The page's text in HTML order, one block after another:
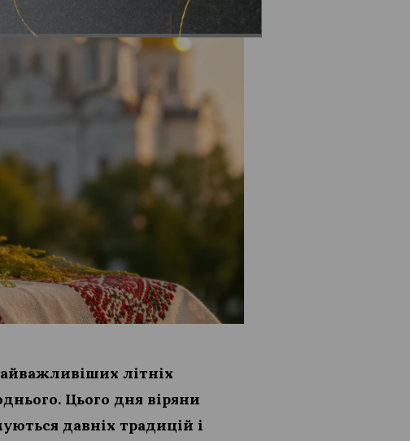
літніх
Цього дня віряни
давніх традицій і